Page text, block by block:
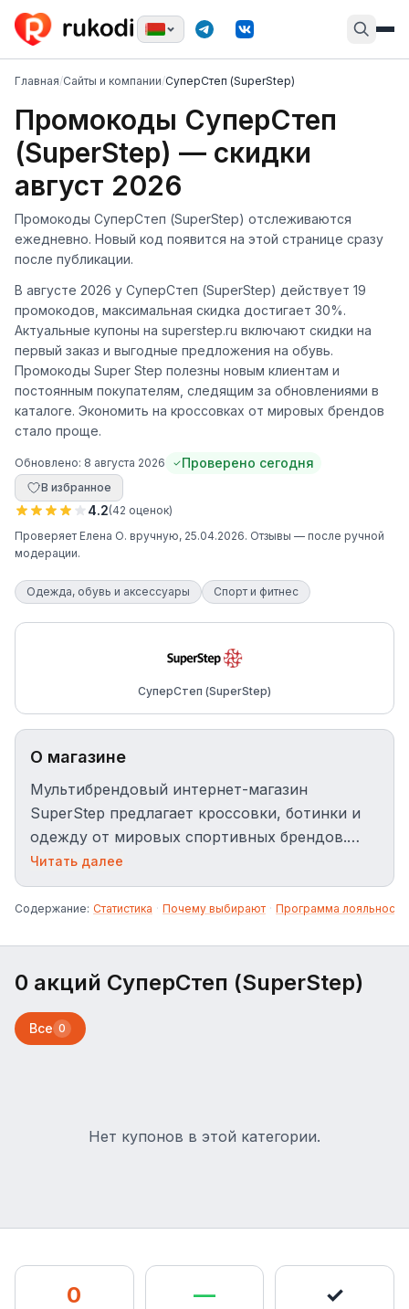
Главная/Сайты и компании/СуперСтеп (SuperStep)
Промокоды СуперСтеп
(SuperStep) — скидки
август 2026
Промокоды СуперСтеп (SuperStep) отслеживаются
ежедневно. Новый код появится на этой странице сразу
после публикации.
В августе 2026 у СуперСтеп (SuperStep) действует 19
промокодов, максимальная скидка достигает 30%.
Актуальные купоны на superstep.ru включают скидки на
первый заказ и выгодные предложения на обувь.
Промокоды Super Step полезны новым клиентам и
постоянным покупателям, следящим за обновлениями в
каталоге. Экономить на кроссовках от мировых брендов
стало проще.
Обновлено: 8 августа 2026 Проверено сегодня
В избранное
4.2(42 оценок)
Проверяет Елена О. вручную, 25.04.2026. Отзывы — после ручной
модерации.
Одежда, обувь и аксессуары Спорт и фитнес
СуперСтеп (SuperStep)
О магазине
Мультибрендовый интернет-магазин
SuperStep предлагает кроссовки, ботинки и
одежду от мировых спортивных брендов.
Используйте промокод SuperStep для
получения скидки до 30% и бесплатной
доставки.
Читать далее
Содержание: Статистика · Почему выбирают · Программа лояльности
0 акций СуперСтеп (SuperStep)
Все 0
Нет купонов в этой категории.
0 — ✓